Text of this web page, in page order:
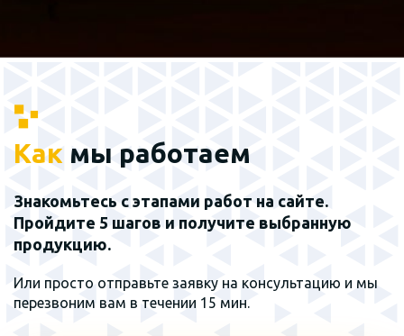
Как мы работаем
Знакомьтесь с этапами работ на сайте.
Пройдите 5 шагов и получите выбранную
продукцию.
Или просто отправьте заявку на консультацию и мы
перезвоним вам в течении 15 мин.